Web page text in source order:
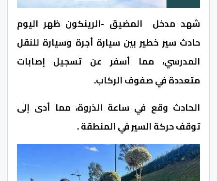
شهد مدخل المضيق -الرينكون ظهر اليوم
حادث سير خطير بين سيارة أجرة وسيارة للنقل
المدرسي، مما أسفر عن تسجيل إصابات
متعددة في صفوف الركاب.
الحادث وقع في ساعة الذروة، مما أدى إلى
توقف حركة السير في المنطقة .